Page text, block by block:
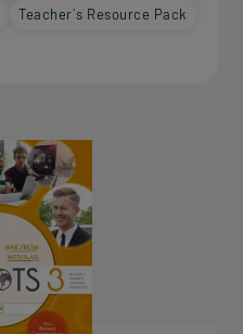
Teacher´s Resource Pack